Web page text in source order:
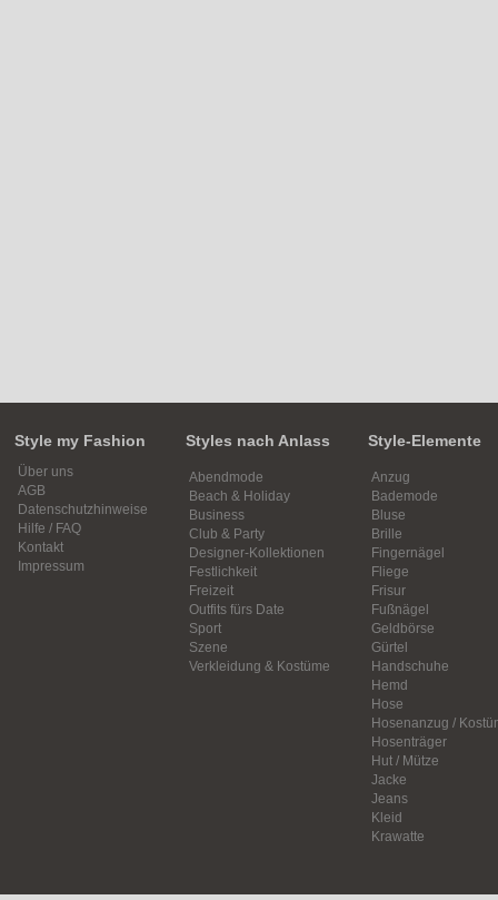
Style my Fashion
Über uns
AGB
Datenschutzhinweise
Hilfe / FAQ
Kontakt
Impressum
Styles nach Anlass
Abendmode
Beach & Holiday
Business
Club & Party
Designer-Kollektionen
Festlichkeit
Freizeit
Outfits fürs Date
Sport
Szene
Verkleidung & Kostüme
Style-Elemente
Anzug
Bademode
Bluse
Brille
Fingernägel
Fliege
Frisur
Fußnägel
Geldbörse
Gürtel
Handschuhe
Hemd
Hose
Hosenanzug /
Hosenträger
Hut / Mütze
Jacke
Jeans
Kleid
Krawatte